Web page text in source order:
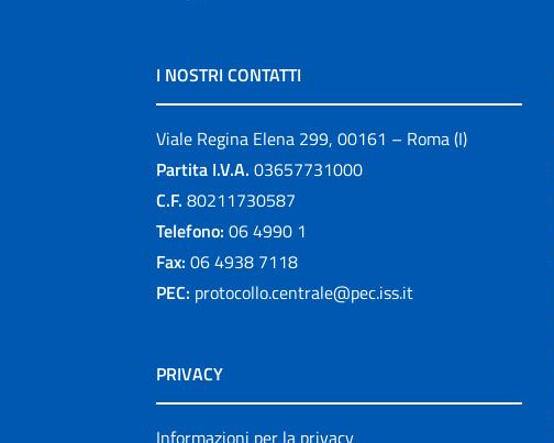
I NOSTRI CONTATTI
Viale Regina Elena 299, 00161 – Roma (I)
Partita I.V.A. 03657731000
C.F. 80211730587
Telefono: 06 4990 1
Fax: 06 4938 7118
PEC: protocollo.centrale@pec.iss.it
PRIVACY
Informazioni per la privacy